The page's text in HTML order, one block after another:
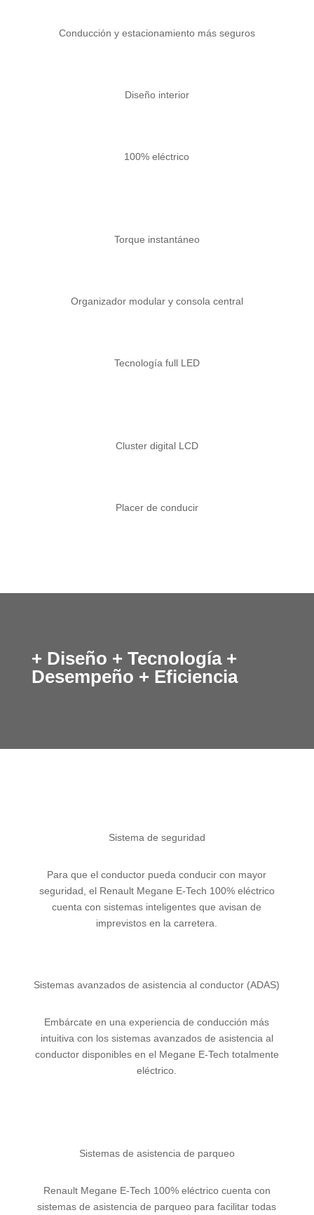
Conducción y estacionamiento más seguros
Diseño interior
100% eléctrico
Torque instantáneo
Organizador modular y consola central
Tecnología full LED
Cluster digital LCD
Placer de conducir
+ Diseño + Tecnología +
Desempeño + Eficiencia
Sistema de seguridad
Para que el conductor pueda conducir con mayor
seguridad, el Renault Megane E-Tech 100% eléctrico
cuenta con sistemas inteligentes que avisan de
imprevistos en la carretera.
Sistemas avanzados de asistencia al conductor (ADAS)
Embárcate en una experiencia de conducción más
intuitiva con los sistemas avanzados de asistencia al
conductor disponibles en el Megane E-Tech totalmente
eléctrico.
Sistemas de asistencia de parqueo
Renault Megane E-Tech 100% eléctrico cuenta con
sistemas de asistencia de parqueo para facilitar todas